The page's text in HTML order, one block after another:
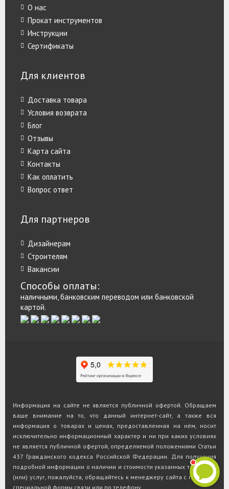
О нас
Прокат инструментов
Инструкции
Сертификаты
Для клиентов
Доставка товара
Условия возврата
Блог
Отзывы
Карта сайта
Контакты
Как оплатить
Вопрос ответ
Для партнеров
Дизайнерам
Строителям
Вакансии
Способы оплаты:
наличными, банковским переводом или банковской
картой.
Информация на сайте не является публичной офертой. Обращаем
ваше внимание на то, что данный интернет-сайт, а также вся
информация о товарах и ценах, предоставленная на нём, носит
исключительно информационный характер и ни при каких условиях
не является публичной офертой, определяемой положениями Статьи
437 Гражданского кодекса Российской Федерации. Для получения
подробной информации о наличии и стоимости указанных товаров и
(или) услуг, пожалуйста, обращайтесь к менеджеру сайта с помощью
специальной формы связи или по телефону.